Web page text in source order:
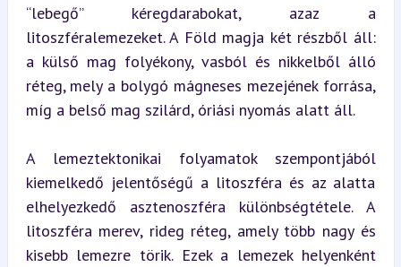
“lebegő” kéregdarabokat, azaz a
litoszféralemezeket. A Föld magja két részből áll:
a külső mag folyékony, vasból és nikkelből álló
réteg, mely a bolygó mágneses mezejének forrása,
míg a belső mag szilárd, óriási nyomás alatt áll.
A lemeztektonikai folyamatok szempontjából
kiemelkedő jelentőségű a litoszféra és az alatta
elhelyezkedő asztenoszféra különbségtétele. A
litoszféra merev, rideg réteg, amely több nagy és
kisebb lemezre törik. Ezek a lemezek helyenként